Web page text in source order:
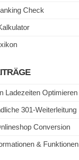
Check
Ladezeiten Optimieren
301-Weiterleitung
Conversion
& Funktionen